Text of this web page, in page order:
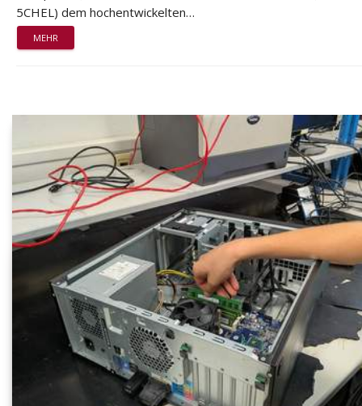
5CHEL) dem hochentwickelten…
MEHR